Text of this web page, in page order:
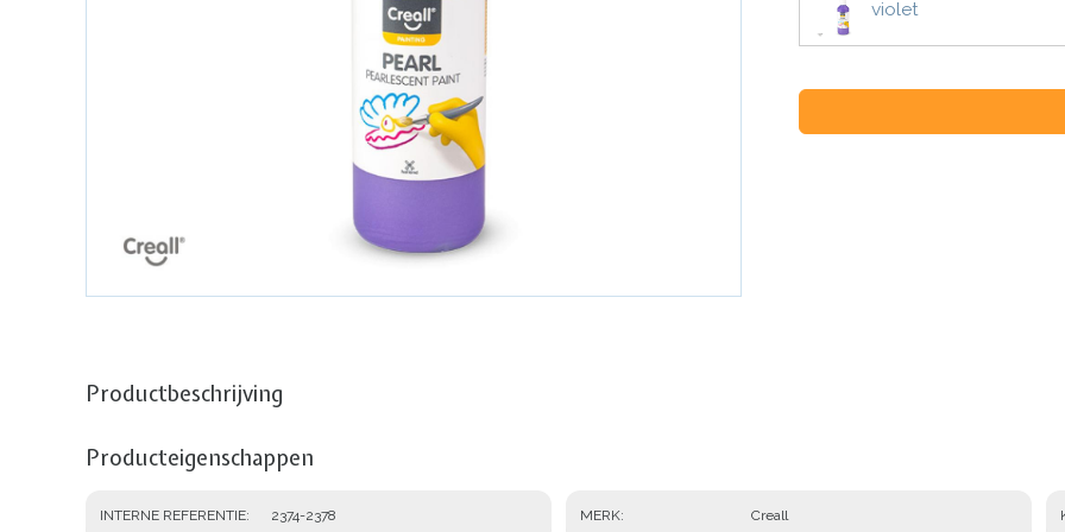
violet
Productbeschrijving
Producteigenschappen
INTERNE REFERENTIE 2374-2378 MERK Creall